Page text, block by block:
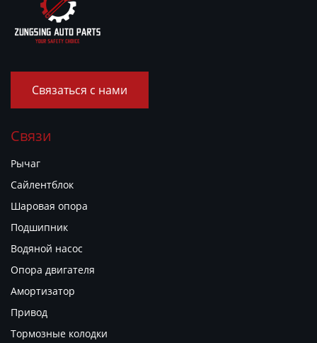
Связаться с нами
Связи
Рычаг
Сайлентблок
Шаровая опора
Подшипник
Водяной насос
Опора двигателя
Амортизатор
Привод
Тормозные колодки